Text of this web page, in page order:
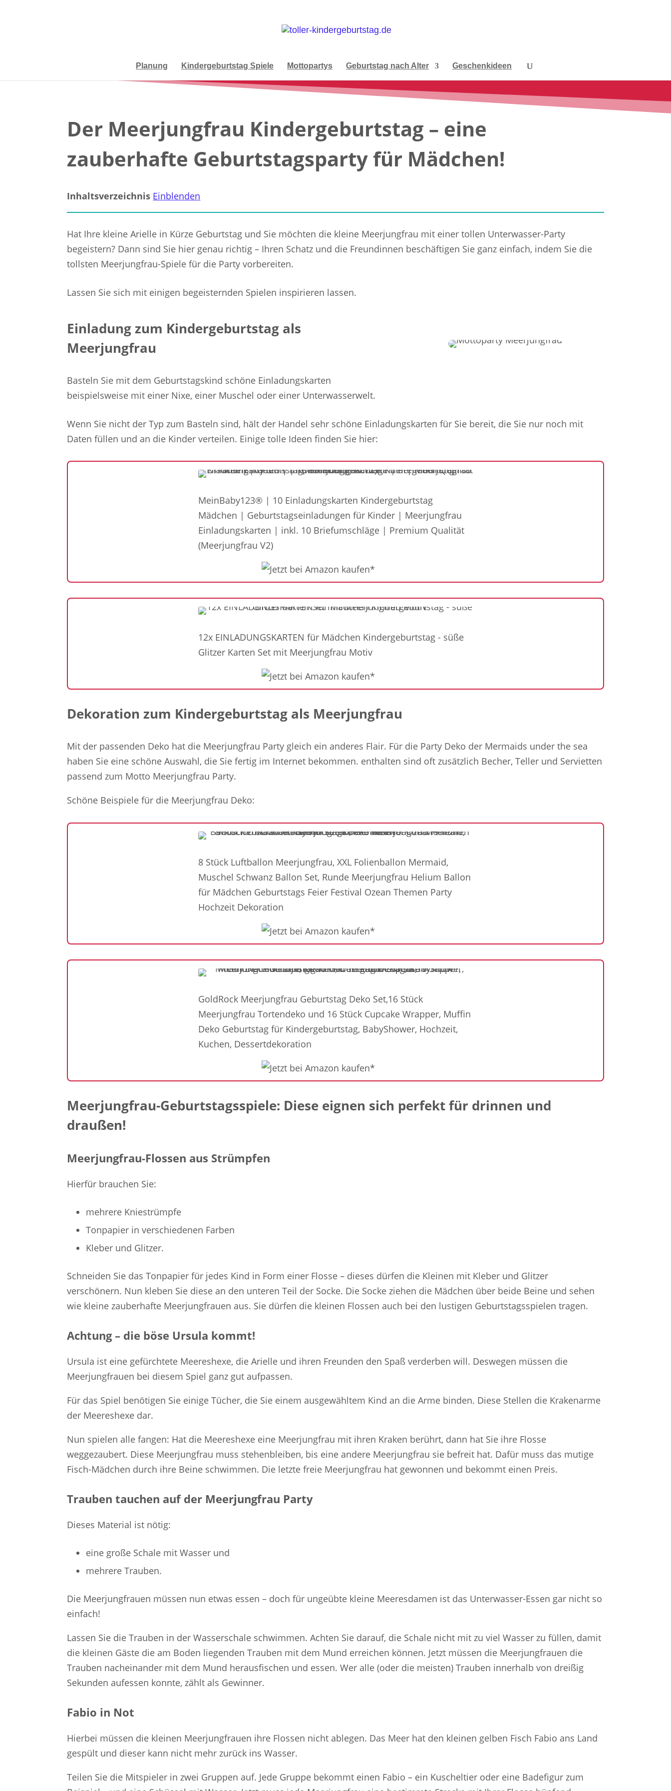
Planung Kindergeburtstag Spiele Mottopartys Geburtstag nach Alter Geschenkideen
Der Meerjungfrau Kindergeburtstag – eine
zauberhafte Geburtstagsparty für Mädchen!
Inhaltsverzeichnis Einblenden
Hat Ihre kleine Arielle in Kürze Geburtstag und Sie möchten die kleine Meerjungfrau mit einer tollen Unterwasser-Party
begeistern? Dann sind Sie hier genau richtig – Ihren Schatz und die Freundinnen beschäftigen Sie ganz einfach, indem Sie die
tollsten Meerjungfrau-Spiele für die Party vorbereiten.
Lassen Sie sich mit einigen begeisternden Spielen inspirieren lassen.
Einladung zum Kindergeburtstag als
Meerjungfrau
​Basteln Sie mit dem Geburtstagskind schöne Einladungskarten
beispielsweise mit einer Nixe, einer Muschel oder einer Unterwasserwelt.
Wenn Sie nicht der Typ zum Basteln sind, hält der Handel sehr schöne Einladungskarten für Sie bereit, die Sie nur noch mit
Daten füllen und an die Kinder verteilen. Einige tolle Ideen finden Sie hier:
MeinBaby123® | 10 Einladungskarten Kindergeburtstag
Mädchen | Geburtstagseinladungen für Kinder | Meerjungfrau
Einladungskarten | inkl. 10 Briefumschläge | Premium Qualität
(Meerjungfrau V2)
12x EINLADUNGSKARTEN für Mädchen Kindergeburtstag - süße
Glitzer Karten Set mit Meerjungfrau Motiv
Dekoration zum Kindergeburtstag als Meerjungfrau
Mit der passenden Deko hat die Meerjungfrau Party gleich ein anderes Flair. Für die Party Deko der Mermaids under the sea
haben Sie eine schöne Auswahl, die Sie fertig im Internet bekommen. enthalten sind oft zusätzlich Becher, Teller und Servietten
passend zum Motto Meerjungfrau Party.
Schöne Beispiele für die Meerjungfrau Deko:
8 Stück Luftballon Meerjungfrau, XXL Folienballon Mermaid,
Muschel Schwanz Ballon Set, Runde Meerjungfrau Helium Ballon
für Mädchen Geburtstags Feier Festival Ozean Themen Party
Hochzeit Dekoration
GoldRock Meerjungfrau Geburtstag Deko Set,16 Stück
Meerjungfrau Tortendeko und 16 Stück Cupcake Wrapper, Muffin
Deko Geburtstag für Kindergeburtstag, BabyShower, Hochzeit,
Kuchen, Dessertdekoration
Meerjungfrau-Geburtstagsspiele: Diese eignen sich perfekt für drinnen und
draußen!
Meerjungfrau-Flossen aus Strümpfen
Hierfür brauchen Sie:
mehrere Kniestrümpfe
Tonpapier in verschiedenen Farben
Kleber und Glitzer.
Schneiden Sie das Tonpapier für jedes Kind in Form einer Flosse – dieses dürfen die Kleinen mit Kleber und Glitzer
verschönern. Nun kleben Sie diese an den unteren Teil der Socke. Die Socke ziehen die Mädchen über beide Beine und sehen
wie kleine zauberhafte Meerjungfrauen aus. Sie dürfen die kleinen Flossen auch bei den lustigen Geburtstagsspielen tragen.
Achtung – die böse Ursula kommt!
Ursula ist eine gefürchtete Meereshexe, die Arielle und ihren Freunden den Spaß verderben will. Deswegen müssen die
Meerjungfrauen bei diesem Spiel ganz gut aufpassen.
Für das Spiel benötigen Sie einige Tücher, die Sie einem ausgewähltem Kind an die Arme binden. Diese Stellen die Krakenarme
der Meereshexe dar.
Nun spielen alle fangen: Hat die Meereshexe eine Meerjungfrau mit ihren Kraken berührt, dann hat Sie ihre Flosse
weggezaubert. Diese Meerjungfrau muss stehenbleiben, bis eine andere Meerjungfrau sie befreit hat. Dafür muss das mutige
Fisch-Mädchen durch ihre Beine schwimmen. Die letzte freie Meerjungfrau hat gewonnen und bekommt einen Preis.
Trauben tauchen auf der Meerjungfrau Party
Dieses Material ist nötig:
eine große Schale mit Wasser und
mehrere Trauben.
Die Meerjungfrauen müssen nun etwas essen – doch für ungeübte kleine Meeresdamen ist das Unterwasser-Essen gar nicht so
einfach!
Lassen Sie die Trauben in der Wasserschale schwimmen. Achten Sie darauf, die Schale nicht mit zu viel Wasser zu füllen, damit
die kleinen Gäste die am Boden liegenden Trauben mit dem Mund erreichen können. Jetzt müssen die Meerjungfrauen die
Trauben nacheinander mit dem Mund herausfischen und essen. Wer alle (oder die meisten) Trauben innerhalb von dreißig
Sekunden aufessen konnte, zählt als Gewinner.
Fabio in Not
Hierbei müssen die kleinen Meerjungfrauen ihre Flossen nicht ablegen. Das Meer hat den kleinen gelben Fisch Fabio ans Land
gespült und dieser kann nicht mehr zurück ins Wasser.
Teilen Sie die Mitspieler in zwei Gruppen auf. Jede Gruppe bekommt einen Fabio – ein Kuscheltier oder eine Badefigur zum